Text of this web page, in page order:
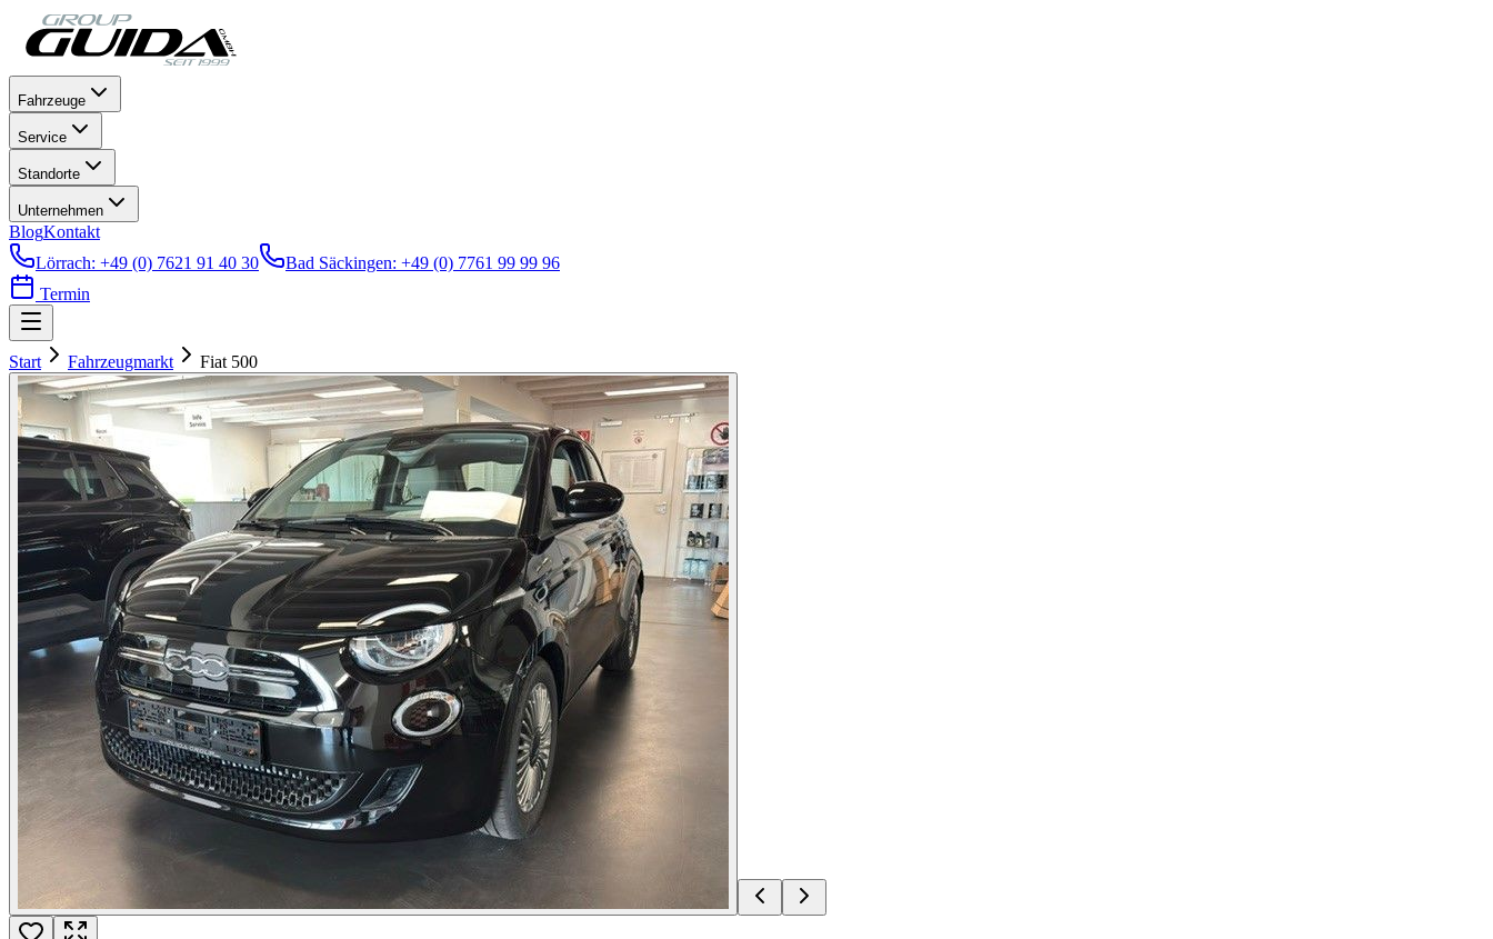
Fahrzeuge
Service
Standorte
Unternehmen
BlogKontakt
Lörrach: +49 (0) 7621 91 40 30 Bad Säckingen: +49 (0) 7761 99 99 96
Termin
Start Fahrzeugmarkt Fiat 500